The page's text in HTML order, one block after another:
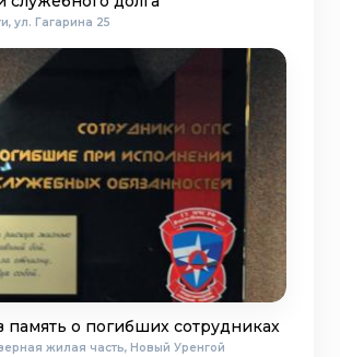
ул. Гагарина 25
о погибших сотрудниках
жилая часть, Новый Уренгой